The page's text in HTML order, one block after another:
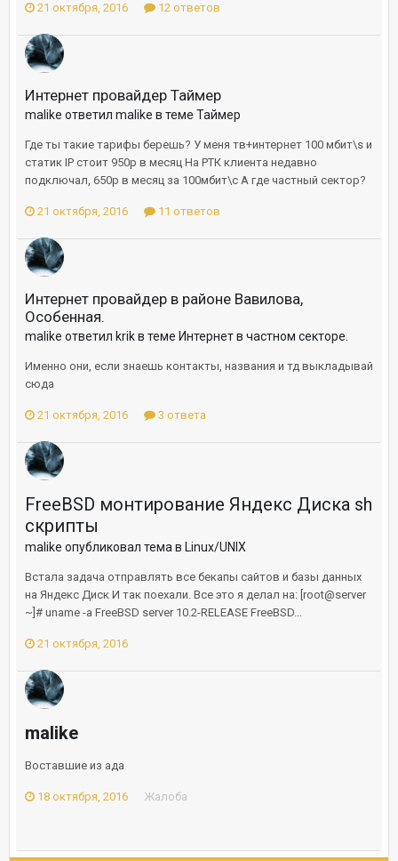
21 октября, 2016 12 ответов
Интернет провайдер Таймер
malike ответил malike в теме Таймер
Где ты такие тарифы берешь? У меня тв+интернет 100 мбит\s и
статик IP стоит 950р в месяц На РТК клиента недавно
подключал, 650р в месяц за 100мбит\с А где частный сектор?
21 октября, 2016 11 ответов
Интернет провайдер в районе Вавилова,
Особенная.
malike ответил krik в теме Интернет в частном секторе.
Именно они, если знаешь контакты, названия и тд выкладывай
сюда
21 октября, 2016 3 ответа
FreeBSD монтирование Яндекс Диска sh
скрипты
malike опубликовал тема в Linux/UNIX
Встала задача отправлять все бекапы сайтов и базы данных
на Яндекс Диск И так поехали. Все это я делал на: [root@server
~]# uname -a FreeBSD server 10.2-RELEASE FreeBSD...
21 октября, 2016
malike
Воставшие из ада
18 октября, 2016 Жалоба